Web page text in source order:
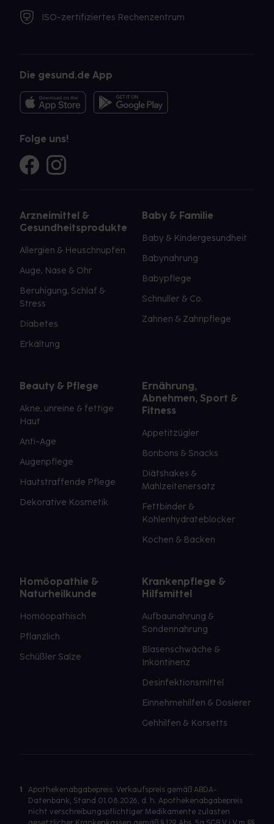
ISO-zertifiziertes Rechenzentrum
Die gesund.de App
Folge uns!
Arzneimittel &
Gesundheitsprodukte
Allergien & Heuschnupfen
Auge, Nase & Ohr
Beruhigung, Schlaf &
Stress
Diabetes
Erkältung
Baby & Familie
Baby & Kindergesundheit
Babynahrung
Babypflege
Schnuller & Co.
Zahnen & Zahnpflege
Beauty & Pflege
Akne, unreine & fettige
Haut
Anti-Age
Augenpflege
Hautstraffende Pflege
Dekorative Kosmetik
Ernährung,
Abnehmen, Sport &
Fitness
Appetitzügler
Bonbons & Snacks
Diätshakes &
Mahlzeitenersatz
Fettbinder &
Kohlenhydrateblocker
Kochen & Backen
Homöopathie &
Naturheilkunde
Homöopathisch
Pflanzlich
Schüßler Salze
Krankenpflege &
Hilfsmittel
Aufbaunahrung &
Sondennahrung
Blasenschwäche &
Inkontinenz
Desinfektionsmittel
Einnehmehilfen & Dosierer
Gehhilfen & Korsetts
1
Apothekenabgabepreis: Verkaufspreis gemäß ABDA-
Datenbank, Stand 01.08.2026, d. h. Apothekenabgabepreis
nicht verschreibungspflichtiger Medikamente zulasten